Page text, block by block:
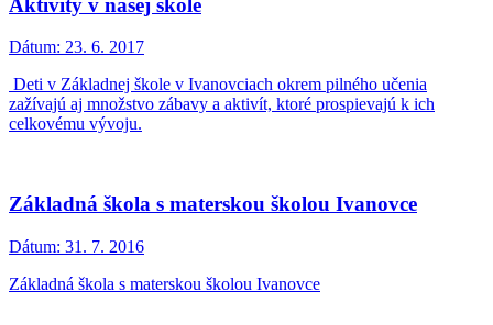
Dátum: 23. 6. 2017
Deti v Základnej škole v Ivanovciach okrem pilného učenia
zažívajú aj množstvo zábavy a aktivít, ktoré prospievajú k ich
celkovému vývoju.
Základná škola s materskou školou Ivanovce
Dátum: 31. 7. 2016
Základná škola s materskou školou Ivanovce